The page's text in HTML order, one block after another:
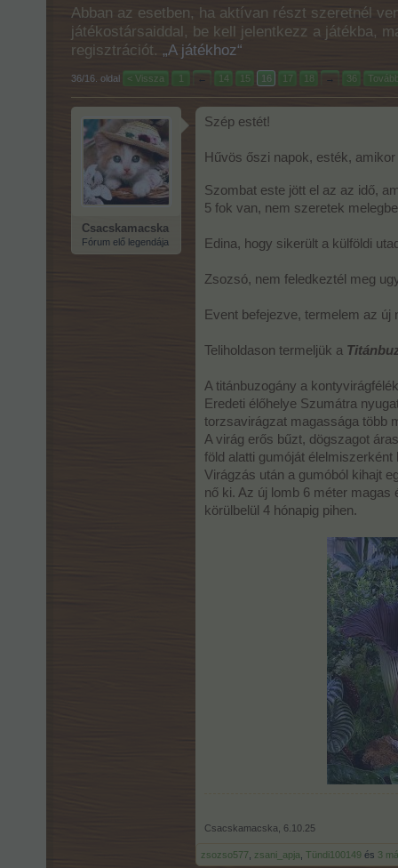
Abban az esetben, ha aktívan részt szeretnél
játékostársaiddal, be kell jelentkezz a játékba,
regisztrációt. „A játékhoz“
36/16. oldal < Vissza 1 ← 14 15 16 17 18 → 36
Csacskamacska
Fórum elő legendája
Szép estét!
Hűvös őszi napok, esték,
Szombat este jött el az az idő,
5 fok van, nem szeretek
Edina, hogy sikerült a külföldi
Zsozsó, nem feledkeztél meg
Event befejezve, termelem az
Teliholdason termeljük a
A titánbuzogány a
Eredeti élőhelye Szumátra
torzsavirágzat magassága több
A virág erős bűzt, dögszagot
föld alatti gumóját
Virágzás után a gumóból kihajt
nő ki. Az új lomb 6 méter
körülbelül 4 hónapig pihen.
Csacskamacska 6.10.25
zsozso577 zsani_apja Tündi100149 és 3